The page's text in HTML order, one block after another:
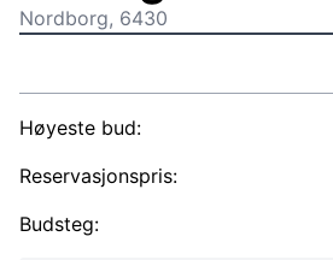
Nordborg, 6430
Høyeste bud:
Reservasjonspris:
Budsteg: